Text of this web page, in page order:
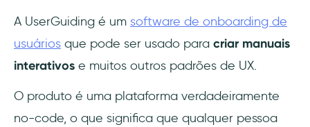
A UserGuiding é um software de onboarding de
usuários que pode ser usado para criar manuais
interativos e muitos outros padrões de UX.
O produto é uma plataforma verdadeiramente
no-code, o que significa que qualquer pessoa